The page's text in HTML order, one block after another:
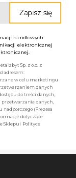
handlowych
elektronicznej
Sp. z o.o. z
adresem:
w celu marketingu
danych
do treści danych,
danych,
(Prezesa
dotyczące
Sklepu i Polityce